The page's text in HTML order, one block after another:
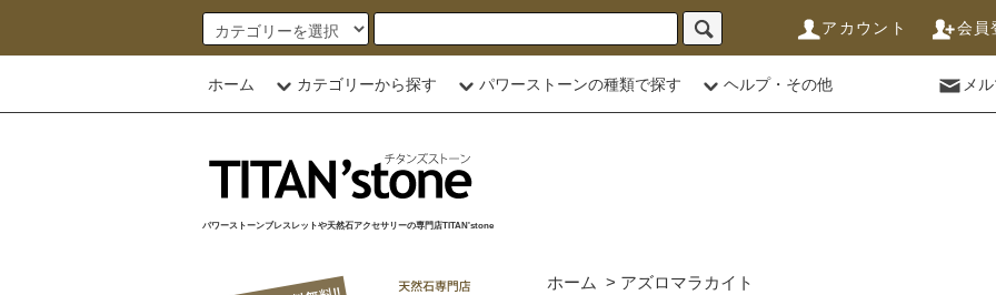
アカウント 会員
ホーム カテゴリーから探す パワーストーンの種類で探す ヘルプ・その他 メ
パワーストーンブレスレットや天然石アクセサリーの専門店TITAN'stone
ホーム > アズロマラカイト